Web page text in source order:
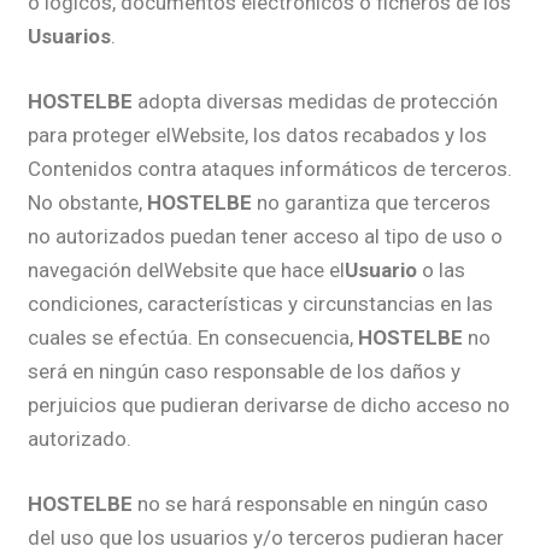
Usuarios.
HOSTELBE adopta diversas medidas de protección
para proteger elWebsite, los datos recabados y los
Contenidos contra ataques informáticos de terceros.
No obstante, HOSTELBE no garantiza que terceros
no autorizados puedan tener acceso al tipo de uso o
navegación delWebsite que hace elUsuario o las
condiciones, características y circunstancias en las
cuales se efectúa. En consecuencia, HOSTELBE no
será en ningún caso responsable de los daños y
perjuicios que pudieran derivarse de dicho acceso no
autorizado.
HOSTELBE no se hará responsable en ningún caso
del uso que los usuarios y/o terceros pudieran hacer